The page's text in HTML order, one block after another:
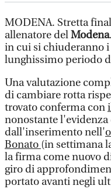
MODENA. Stretta
allenatore delModena
in cui si chiuderanno
lunghissimo periodo
Una valutazione
di cambiare rotta
trovato conferma con
nonostante
dall'inserimento nell'
Bonato (in settimana
la firma come nuovo
giro di
portato avanti negli